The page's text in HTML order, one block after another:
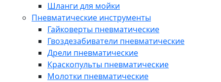
Шланги для мойки
Пневматические инструменты
Гайковерты пневматические
Гвоздезабиватели пневматические
Дрели пневматические
Краскопульты пневматические
Молотки пневматические